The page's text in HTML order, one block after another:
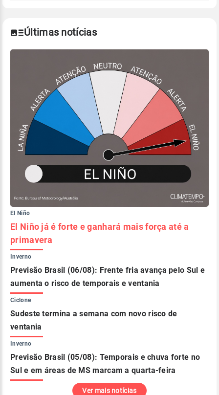
Últimas notícias
El Niño
El Niño já é forte e ganhará mais força até a
primavera
Inverno
Previsão Brasil (06/08): Frente fria avança pelo Sul e
aumenta o risco de temporais e ventania
Ciclone
Sudeste termina a semana com novo risco de
ventania
Inverno
Previsão Brasil (05/08): Temporais e chuva forte no
Sul e em áreas de MS marcam a quarta-feira
Ver mais notícias